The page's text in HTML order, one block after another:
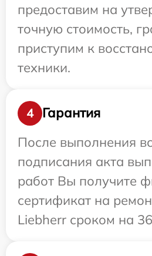
предоставим на
точную стоимость,
приступим к
техники.
4
Гарантия
После выполнения
подписания акта
работ Вы получите
сертификат на
Liebherr сроком на